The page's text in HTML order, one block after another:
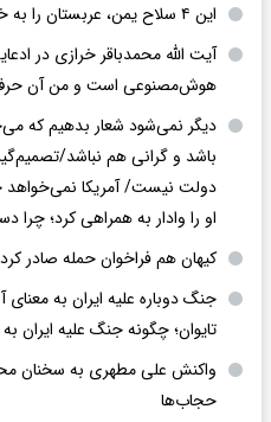
این ۴ سلاح یمن، عربستان را به خاک و خون می کشد
آیت الله محمدباقر خرازی در
هوش‌مصنوعی است و من آن
دیگر نمی‌شود شعار بدهیم که
باشد و گرانی هم نباشد/
دولت نیست/ آمریکا نمی‌خواهد
او را وادار به همراهی کرد؛ چرا
کیهان هم فراخوان حمله صادر کرد
جنگ دوباره علیه ایران به
تایوان؛ چگونه جنگ علیه
واکنش علی مطهری به سخنان
حجاب‌ها